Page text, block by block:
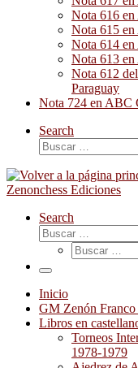
Nota 616
Nota 615
Nota 614
Nota 613
Nota 612
Paraguay
Nota 724 en ABC
Search
Buscar
Zenonchess Ediciones
Search
Buscar
Buscar
Menú
Inicio
GM Zenón
Libros en
Torneos
1978-1979